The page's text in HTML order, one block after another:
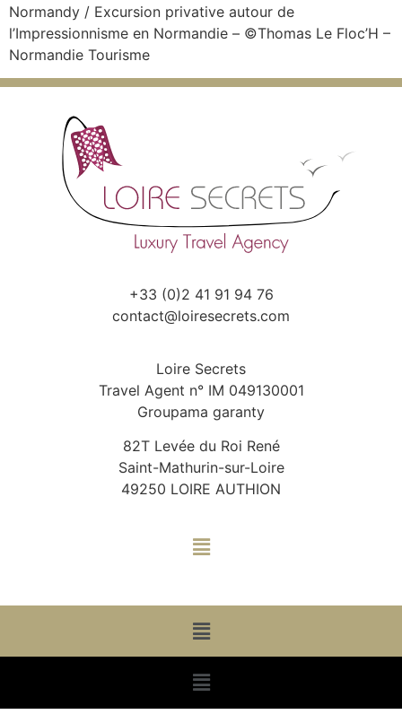
Normandy / Excursion privative autour de
l’Impressionnisme en Normandie – ©Thomas Le Floc’H –
Normandie Tourisme
+33 (0)2 41 91 94 76
contact@loiresecrets.com
Loire Secrets
Travel Agent n° IM 049130001
Groupama garanty
82T Levée du Roi René
Saint-Mathurin-sur-Loire
49250 LOIRE AUTHION